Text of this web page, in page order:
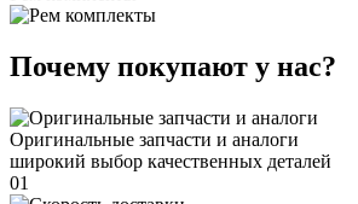
Почему покупают у нас?
Оригинальные запчасти и аналоги
широкий выбор качественных деталей
01